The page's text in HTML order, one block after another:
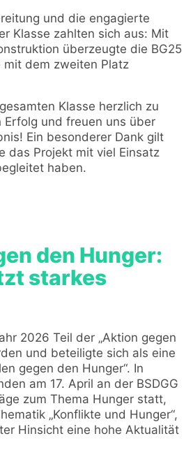
und die engagierte
Klasse zahlten sich aus: Mit
überzeugte die BG25
dem zweiten Platz
Klasse herzlich zu
Erfolg und freuen uns über
Ein besonderer Dank gilt
das Projekt mit viel Einsatz
haben.
den Hunger:
starkes
2026 Teil der „Aktion gegen
und beteiligte sich als eine
gegen den Hunger“. In
am 17. April an der BSDGG
zum Thema Hunger statt,
„Konflikte und Hunger“,
Hinsicht eine hohe Aktualität